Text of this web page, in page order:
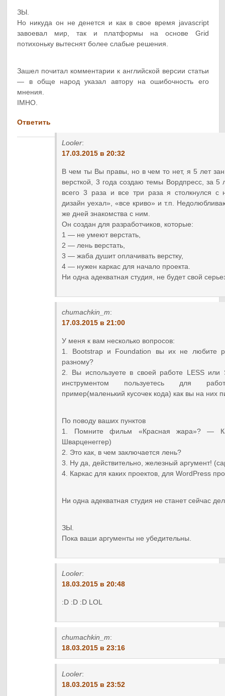
ЗЫ.
Но никуда он не денется и как в свое время javascript
завоевал мир, так и платформы на основе Grid
потихоньку вытеснят более слабые решения.
Зашел почитал комментарии к английской версии статьи
— в обще народ указал автору на ошибочность его
мнения.
IMHO.
Ответить
Looler:
17.03.2015 в 20:32
В чем ты Вы правы, но в чем то нет, я 5 лет
версткой, 3 года создаю темы Вордпресс, за 5
всего 3 раза и все три раза я столкнулся с
дизайн уехал», «все криво» и т.п.
же дней знакомства с ним.
Он создан для разработчиков, которые:
1 — не умеют верстать,
2 — лень верстать,
3 — жаба душит оплачивать верстку,
4 — нужен каркас для начало проекта.
Ни одна адекватная студия, не будет свой
chumachkin_m:
17.03.2015 в 21:00
У меня к вам несколько вопросов:
1. Bootstrap и Foundation вы их не любите
разному?
2. Вы используете в своей работе LESS
инструментом пользуетесь для
пример(маленький кусочек кода) как вы на них
По поводу ваших пунктов
1. Помните фильм «Красная жара»? —
Шварценеггер)
2. Это как, в чем заключается лень?
3. Ну да, действительно, железный аргумент!
4. Каркас для каких проектов, для WordPress
Ни одна адекватная студия не станет сейчас
ЗЫ.
Пока ваши аргументы не убедительны.
Looler:
18.03.2015 в 20:48
:D :D :D LOL
chumachkin_m:
18.03.2015 в 23:16
Looler:
18.03.2015 в 23:52